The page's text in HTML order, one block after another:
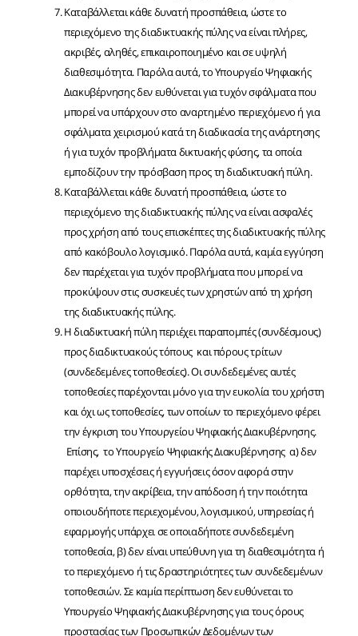
Καταβάλλεται κάθε δυνατή προσπάθεια, ώστε το
περιεχόμενο της διαδικτυακής πύλης να είναι πλήρες,
ακριβές, αληθές, επικαιροποιημένο και σε υψηλή
διαθεσιμότητα. Παρόλα αυτά, το Υπουργείο Ψηφιακής
Διακυβέρνησης δεν ευθύνεται για τυχόν σφάλματα που
μπορεί να υπάρχουν στο αναρτημένο περιεχόμενο ή για
σφάλματα χειρισμού κατά τη διαδικασία της ανάρτησης
ή για τυχόν προβλήματα δικτυακής φύσης, τα οποία
εμποδίζουν την πρόσβαση προς τη διαδικτυακή πύλη.
Καταβάλλεται κάθε δυνατή προσπάθεια, ώστε το
περιεχόμενο της διαδικτυακής πύλης να είναι ασφαλές
προς χρήση από τους επισκέπτες της διαδικτυακής πύλης
από κακόβουλο λογισμικό. Παρόλα αυτά, καμία εγγύηση
δεν παρέχεται για τυχόv προβλήματα που μπορεί να
προκύψουν στις συσκευές των χρηστών από τη χρήση
της διαδικτυακής πύλης.
Η διαδικτυακή πύλη περιέχει παραπομπές (συνδέσμους)
προς διαδικτυακούς τόπους και πόρους τρίτων
(συνδεδεμένες τοποθεσίες). Οι συνδεδεμένες αυτές
τοποθεσίες παρέχονται μόνο για την ευκολία του χρήστη
και όχι ως τοποθεσίες, των οποίων το περιεχόμενο φέρει
την έγκριση του Υπουργείου Ψηφιακής Διακυβέρνησης.
Επίσης, το Υπουργείο Ψηφιακής Διακυβέρνησης α) δεν
παρέχει υποσχέσεις ή εγγυήσεις όσον αφορά στην
ορθότητα, την ακρίβεια, την απόδοση ή την ποιότητα
οποιουδήποτε περιεχομένου, λογισμικού, υπηρεσίας ή
εφαρμογής υπάρχει σε οποιαδήποτε συνδεδεμένη
τοποθεσία, β) δεν είναι υπεύθυνη για τη διαθεσιμότητα ή
το περιεχόμενο ή τις δραστηριότητες των συνδεδεμένων
τοποθεσιών. Σε καμία περίπτωση δεν ευθύνεται το
Υπουργείο Ψηφιακής Διακυβέρνησης για τους όρους
προστασίας των Προσωπικών Δεδομένων των